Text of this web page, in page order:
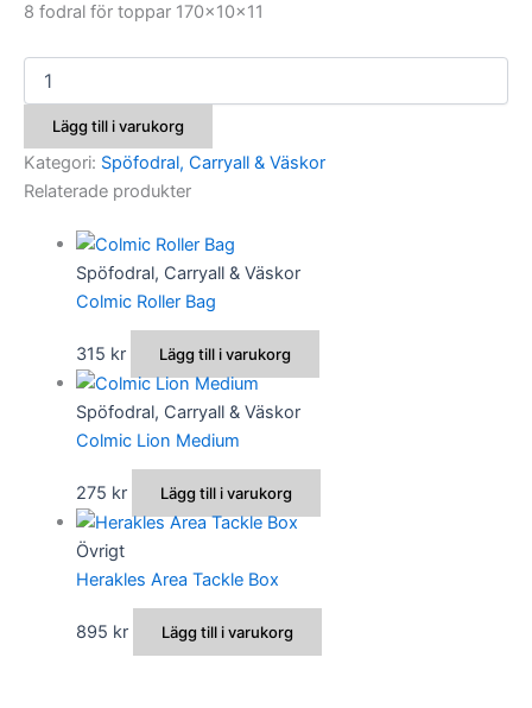
8 fodral för toppar 170x10x11
Maver
Superlithium
mängd
Lägg till i varukorg
Kategori: Spöfodral, Carryall & Väskor
Relaterade produkter
Spöfodral, Carryall & Väskor
Colmic Roller Bag
315 kr Lägg till i varukorg
Spöfodral, Carryall & Väskor
Colmic Lion Medium
275 kr Lägg till i varukorg
Övrigt
Herakles Area Tackle Box
895 kr Lägg till i varukorg